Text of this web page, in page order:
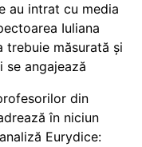
au intrat cu media
Iuliana
trebuie măsurată și
se angajează
din
în niciun
Eurydice: